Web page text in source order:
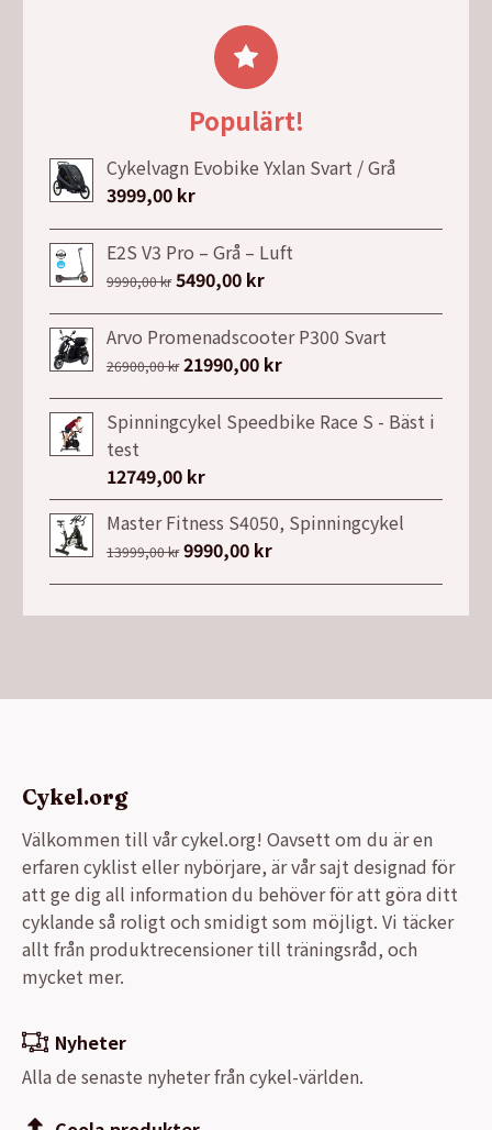
var:
2499,00 kr.
Populärt!
Cykelvagn Evobike Yxlan Svart / Grå
3999,00 kr
E2S V3 Pro – Grå – Luft
9990,00kr Det
priset
var:
5490,00 krDet
priset
är:
Arvo Promenadscooter P300 Svart
26900,00kr Det
priset
26900,00 kr.
21990,00 krDet
priset
Spinningcykel Speedbike Race S - Bäst i
test
12749,00 kr
Master Fitness S4050, Spinningcykel
13999,00kr Det
9990,00 krDet
Cykel.org
Välkommen till vår cykel.org! Oavsett om du är en
erfaren cyklist eller nybörjare, är vår sajt designad för
att ge dig all information du behöver för att göra ditt
cyklande så roligt och smidigt som möjligt. Vi täcker
allt från produktrecensioner till träningsråd, och
mycket mer.
Nyheter
Alla de senaste nyheter från cykel-världen.